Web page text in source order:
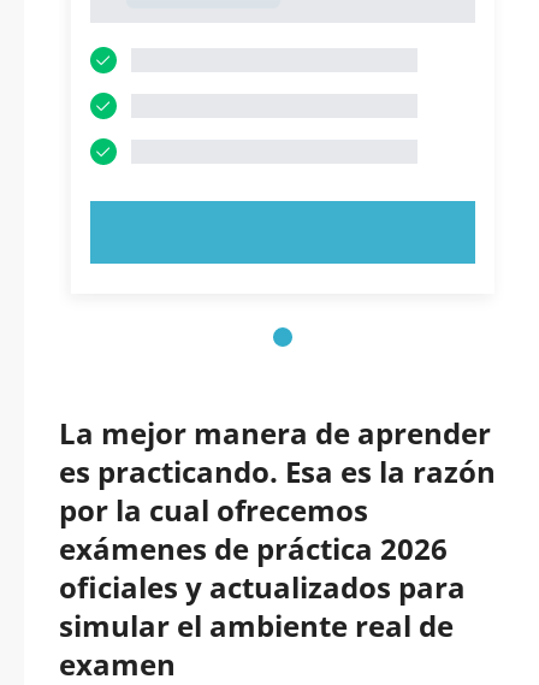
La mejor manera de aprender
es practicando. Esa es la razón
por la cual ofrecemos
exámenes de práctica 2026
oficiales y actualizados para
simular el ambiente real de
examen